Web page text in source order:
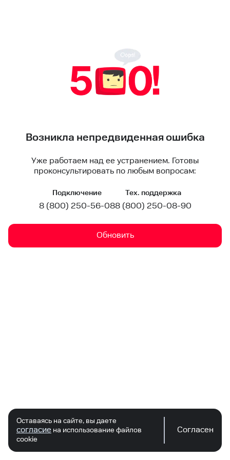
Возникла непредвиденная ошибка
Уже работаем над ее устранением. Готовы
проконсультировать по любым вопросам:
Подключение
8 (800) 250-56-08
Тех. поддержка
8 (800) 250-08-90
Обновить
Оставаясь на сайте, вы даете
согласие на использование файлов
cookie
Согласен